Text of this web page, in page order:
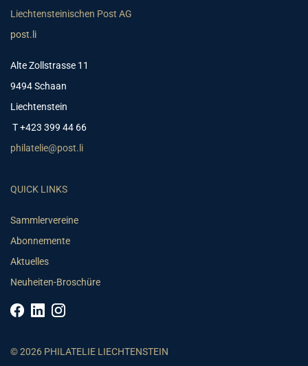
Liechtensteinischen Post AG
post.li
Alte Zollstrasse 11
9494 Schaan
Liechtenstein
T +423 399 44 66
philatelie@post.li
QUICK LINKS
Sammlervereine
Abonnemente
Aktuelles
Neuheiten-Broschüre
© 2026 PHILATELIE LIECHTENSTEIN